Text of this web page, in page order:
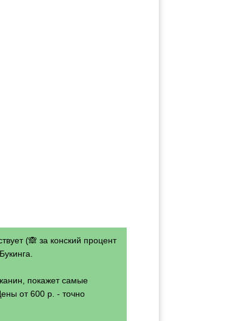
(🙈 за конский процент
покажет самые
от 600 р. - точно